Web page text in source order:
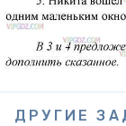
ДРУГИЕ